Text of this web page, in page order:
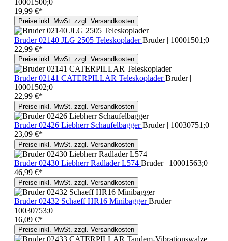
19,99 €*
Preise inkl. MwSt. zzgl. Versandkosten
Bruder 02140 JLG 2505 TeleskopladerBruder | 10001501;0
22,99 €*
Preise inkl. MwSt. zzgl. Versandkosten
Bruder 02141 CATERPILLAR TeleskopladerBruder |
10001502;0
22,99 €*
Preise inkl. MwSt. zzgl. Versandkosten
Bruder 02426 Liebherr SchaufelbaggerBruder | 10030751;0
23,09 €*
Preise inkl. MwSt. zzgl. Versandkosten
Bruder 02430 Liebherr Radlader L574 Bruder | 10001563;0
46,99 €*
Preise inkl. MwSt. zzgl. Versandkosten
Bruder 02432 Schaeff HR16 MinibaggerBruder |
10030753;0
16,09 €*
Preise inkl. MwSt. zzgl. Versandkosten